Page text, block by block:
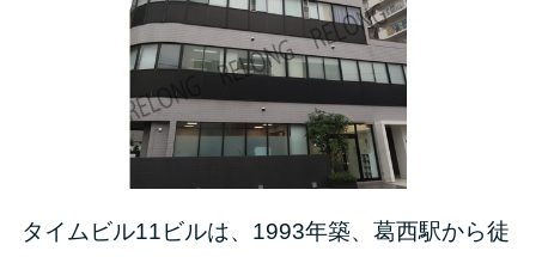
タイムビル11ビルは、1993年築、葛西駅から徒